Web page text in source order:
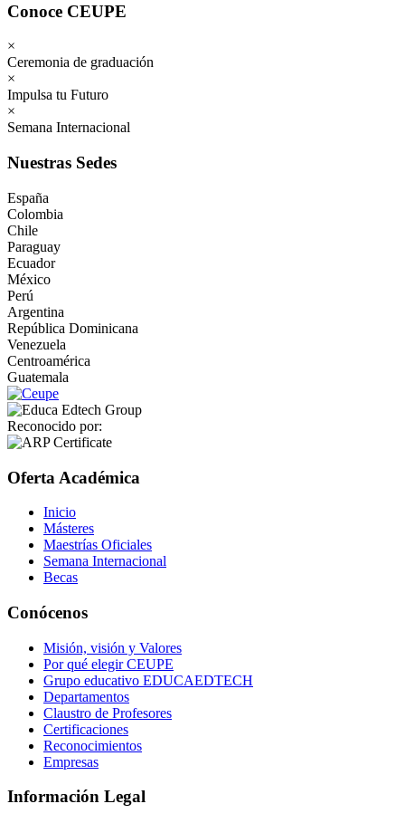
Conoce CEUPE
×
Ceremonia de graduación
×
Impulsa tu Futuro
×
Semana Internacional
Nuestras Sedes
España
Colombia
Chile
Paraguay
Ecuador
México
Perú
Argentina
República Dominicana
Venezuela
Centroamérica
Guatemala
Reconocido por:
Oferta Académica
Inicio
Másteres
Maestrías Oficiales
Semana Internacional
Becas
Conócenos
Misión, visión y Valores
Por qué elegir CEUPE
Grupo educativo EDUCAEDTECH
Departamentos
Claustro de Profesores
Certificaciones
Reconocimientos
Empresas
Información Legal